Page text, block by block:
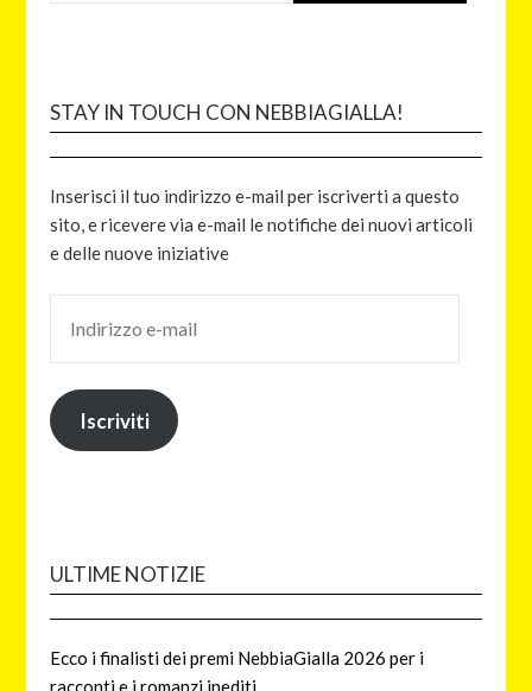
STAY IN TOUCH CON NEBBIAGIALLA!
Inserisci il tuo indirizzo e-mail per iscriverti a questo
sito, e ricevere via e-mail le notifiche dei nuovi articoli
e delle nuove iniziative
Iscriviti
ULTIME NOTIZIE
Ecco i finalisti dei premi NebbiaGialla 2026 per i
racconti e i romanzi inediti